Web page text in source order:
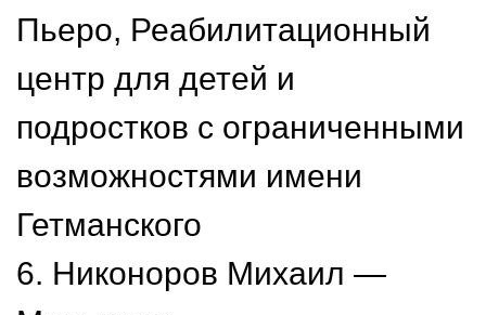
Пьеро, Реабилитационный
центр для детей и
подростков с ограниченными
возможностями имени
Гетманского
6. Никоноров Михаил —